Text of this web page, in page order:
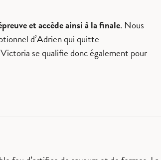
et accède ainsi à la finale. Nous
d’Adrien qui quitte
se qualifie donc également pour